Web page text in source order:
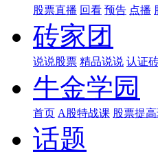
股票直播 回看 预告 点播
砖家团
说说股票 精品说说 认证
牛金学园
首页 A股特战课 股票提
话题